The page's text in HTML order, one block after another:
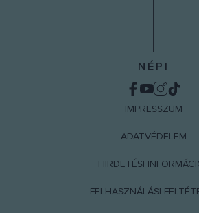
NÉPI
IMPRESSZUM
ADATVÉDELEM
HIRDETÉSI
FELHASZNÁLÁSI